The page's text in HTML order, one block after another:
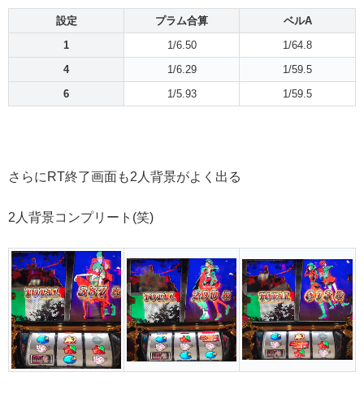
設定 プラム合算
ベルA
1
1/6.50
1/64.8
4
1/6.29
1/59.5
6
1/5.93 1/59.5
さらにRT終了画面も2人背景がよく出る
2人背景コンプリート(笑)